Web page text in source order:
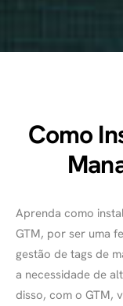
Como
Aprenda como
GTM, por ser uma
gestão de tags de
a necessidade de
disso, com o GTM,